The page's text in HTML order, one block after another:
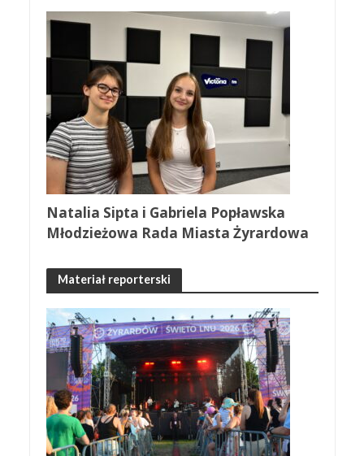
Natalia Sipta i Gabriela Popławska
Młodzieżowa Rada Miasta Żyrardowa
Materiał reporterski